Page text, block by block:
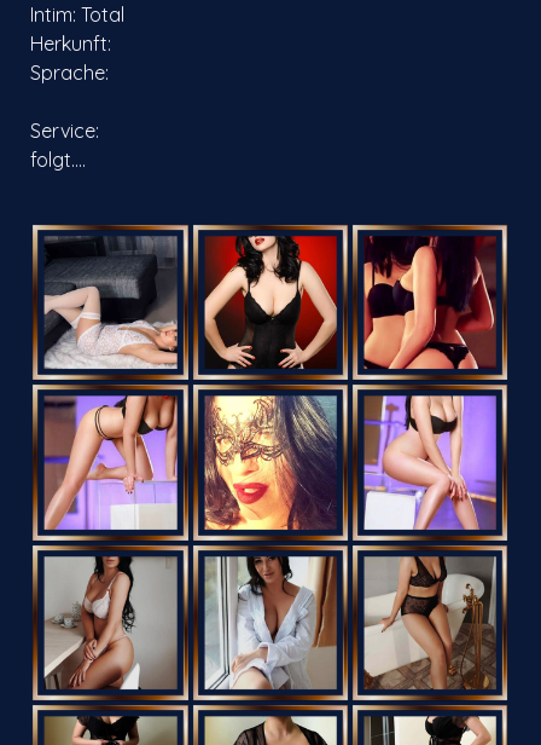
Intim: Total
Herkunft:
Sprache:
Service:
folgt....